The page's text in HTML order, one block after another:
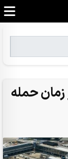
حمله